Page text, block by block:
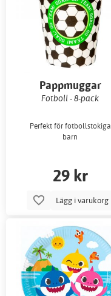
Pappmuggar
Fotboll - 8-pack
Perfekt för fotbollstokiga
barn
29 kr
Lägg i varukorg